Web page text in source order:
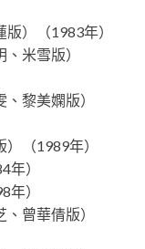
）（1983年）
米雪版）
黎美嫻版）
（1989年）
年）
年）
曾華倩版）